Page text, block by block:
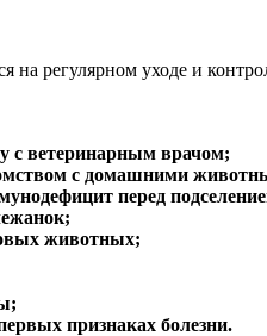
регулярном уходе и
с ветеринарным врачом;
с домашними
перед
животных;
признаках болезни.